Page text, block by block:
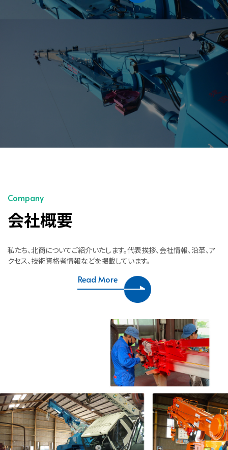
Company
会社概要
私たち、北商についてご紹介いたします。代表挨拶、会社情報、沿革、ア
クセス、技術資格者情報などを掲載しています。
Read More